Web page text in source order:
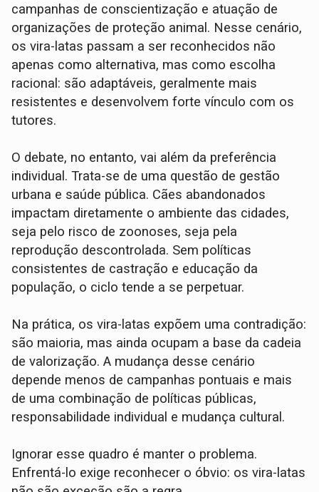
campanhas de conscientização e atuação de
organizações de proteção animal. Nesse cenário,
os vira-latas passam a ser reconhecidos não
apenas como alternativa, mas como escolha
racional: são adaptáveis, geralmente mais
resistentes e desenvolvem forte vínculo com os
tutores.
O debate, no entanto, vai além da preferência
individual. Trata-se de uma questão de gestão
urbana e saúde pública. Cães abandonados
impactam diretamente o ambiente das cidades,
seja pelo risco de zoonoses, seja pela
reprodução descontrolada. Sem políticas
consistentes de castração e educação da
população, o ciclo tende a se perpetuar.
Na prática, os vira-latas expõem uma contradição:
são maioria, mas ainda ocupam a base da cadeia
de valorização. A mudança desse cenário
depende menos de campanhas pontuais e mais
de uma combinação de políticas públicas,
responsabilidade individual e mudança cultural.
Ignorar esse quadro é manter o problema.
Enfrentá-lo exige reconhecer o óbvio: os vira-latas